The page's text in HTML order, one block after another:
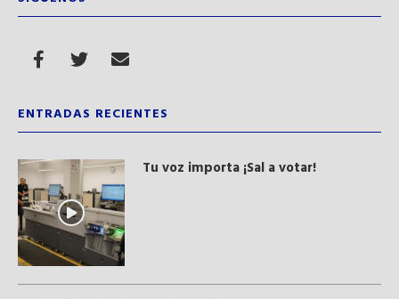
ENTRADAS RECIENTES
Tu voz importa ¡Sal a votar!